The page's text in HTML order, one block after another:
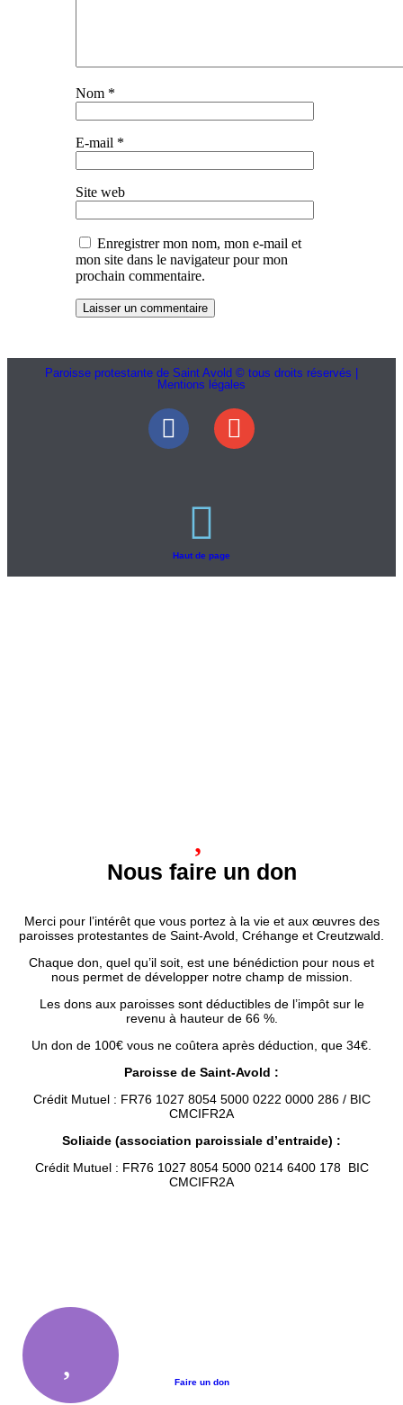
Nom *
E-mail *
Site web
Enregistrer mon nom, mon e-mail et
mon site dans le navigateur pour mon
prochain commentaire.
Paroisse protestante de Saint Avold © tous droits réservés |
Mentions légales
Haut de page
Nous faire un don
Merci pour l’intérêt que vous portez à la vie et aux œuvres des
paroisses protestantes de Saint-Avold, Créhange et Creutzwald.
Chaque don, quel qu’il soit, est une bénédiction pour nous et
nous permet de développer notre champ de mission.
Les dons aux paroisses sont déductibles de l’impôt sur le
revenu à hauteur de 66 %.
Un don de 100€ vous ne coûtera après déduction, que 34€.
Paroisse de Saint-Avold :
Crédit Mutuel : FR76 1027 8054 5000 0222 0000 286 / BIC
CMCIFR2A
Soliaide (association paroissiale d’entraide) :
Crédit Mutuel : FR76 1027 8054 5000 0214 6400 178 BIC
CMCIFR2A
Faire un don